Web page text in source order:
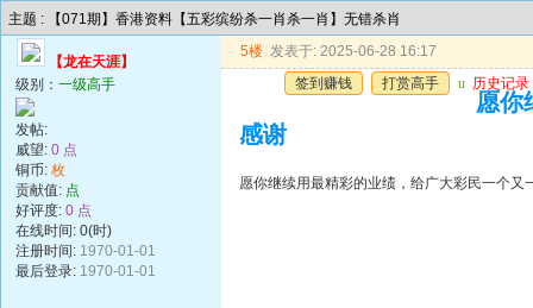
主题 : 【071期】香港资料【五彩缤纷杀一肖杀一肖】无错杀肖
【龙在天涯】
级别： 一级高手
发帖:
威望: 0 点
铜币: 枚
贡献值: 点
好评度: 0 点
在线时间: 0(时)
注册时间: 1970-01-01
最后登录: 1970-01-01
5楼 发表于: 2025-06-28 16:17
签到赚钱
打赏高手 u 历史记录
愿你
感谢
愿你继续用最精彩的业绩，给广大彩民一个又